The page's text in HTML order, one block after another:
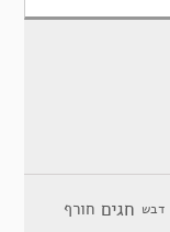
דבש חגים חורף